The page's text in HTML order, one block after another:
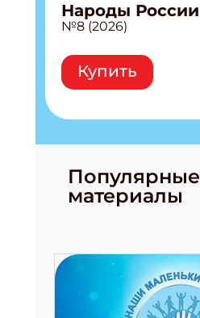
Народы России
№8 (2026)
Купить
Популярные
материалы